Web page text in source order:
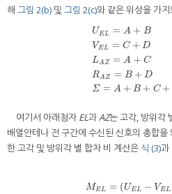
해 그림 2(b) 및 그림 2(c)와 같은 위상을 가
U EL = A + B
VEL = C + D
LAZ = A + C
RAZ = B + D
Σ = A + B + C +
UEL=A+B VE L=C+
여기서 아래첨자 EL과AZ는 고각, 방위각
배열안테나 전 구간에 수신된 신호의 총합을
한 고각 및 방위각 별 합차 비 계산은 식 (3)과
MEL = (UEL − VEL